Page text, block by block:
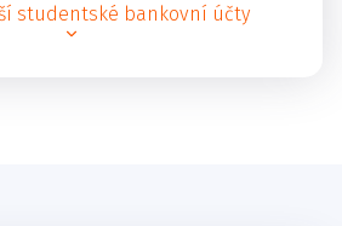
studentské bankovní účty